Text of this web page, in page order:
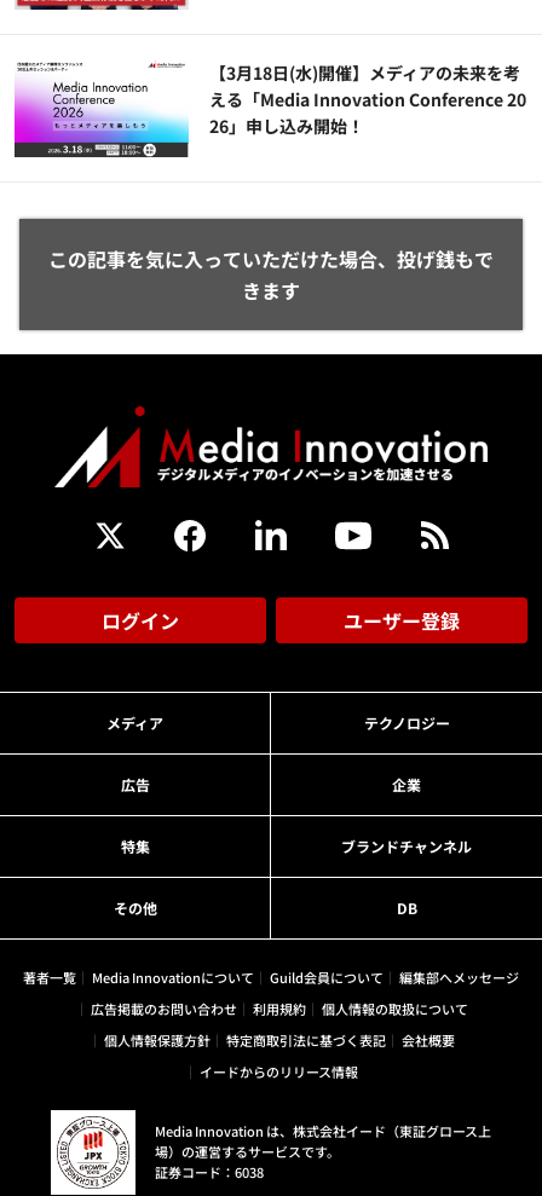
【3月18日(水)開催】メディアの未来を考
える「Media Innovation Conference 20
26」申し込み開始！
この記事を気に入っていただけた場合、投げ銭もで
きます
ログイン ユーザー登録
メディア テクノロジー
広告 企業
特集 ブランドチャンネル
その他 DB
著者一覧 Media Innovationについて Guild会員について
編集部へメッセージ
広告掲載のお問い合わせ
利用規約
個人情報の取扱について
個人情報保護方針
特定商取引法に基づく表記
会社概要
イードからのリリース情報
Media Innovation は、株式会社イード（東証グロース上
場）の運営するサービスです。
証券コード：6038